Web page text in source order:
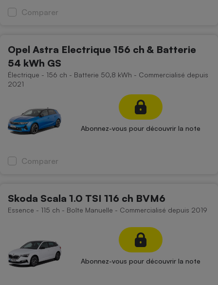
Comparer
Opel Astra Electrique 156 ch & Batterie
54 kWh GS
Électrique - 156 ch - Batterie 50,8 kWh - Commercialisé depuis
2021
Abonnez-vous pour découvrir la note
Comparer
Skoda Scala 1.0 TSI 116 ch BVM6
Essence - 115 ch - Boîte Manuelle - Commercialisé depuis 2019
Abonnez-vous pour découvrir la note